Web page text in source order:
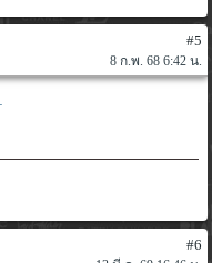
#5
8 ก.พ. 68 6:42 น.
#6